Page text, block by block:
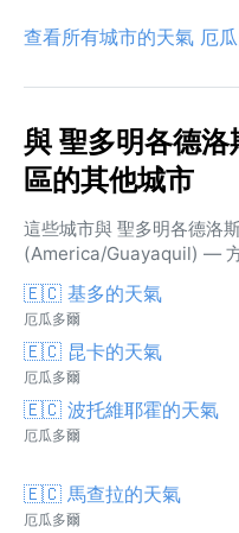
查看所有城市的天氣 厄
與 聖多明各德
區的其他城市
這些城市與 聖多明各德洛
(America/Guayaquil) — 方
🇪🇨 基多的天氣
厄瓜多爾
🇪🇨 昆卡的天氣
厄瓜多爾
🇪🇨 波托維耶霍的天氣
厄瓜多爾
🇪🇨 馬查拉的天氣
厄瓜多爾